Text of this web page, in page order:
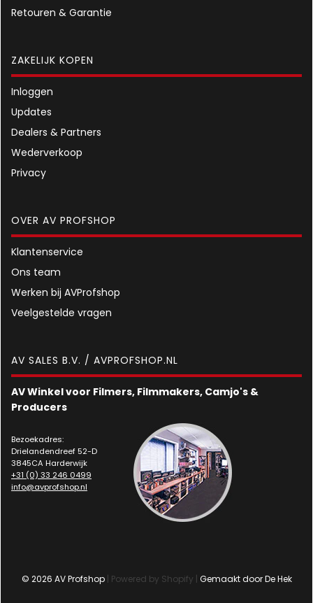
Retouren & Garantie
ZAKELIJK KOPEN
Inloggen
Updates
Dealers & Partners
Wederverkoop
Privacy
OVER AV PROFSHOP
Klantenservice
Ons team
Werken bij AVProfshop
Veelgestelde vragen
AV SALES B.V. / AVPROFSHOP.NL
AV Winkel voor Filmers, Filmmakers, Camjo's &
Producers
Bezoekadres:
Drielandendreef 52-D
3845CA Harderwijk
+31 (0) 33 246 0499
info@avprofshop.nl
© 2026 AV Profshop| Powered by Shopify | Gemaakt door De Hek